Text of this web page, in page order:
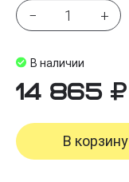
− +
В наличии
14 865
В корзину